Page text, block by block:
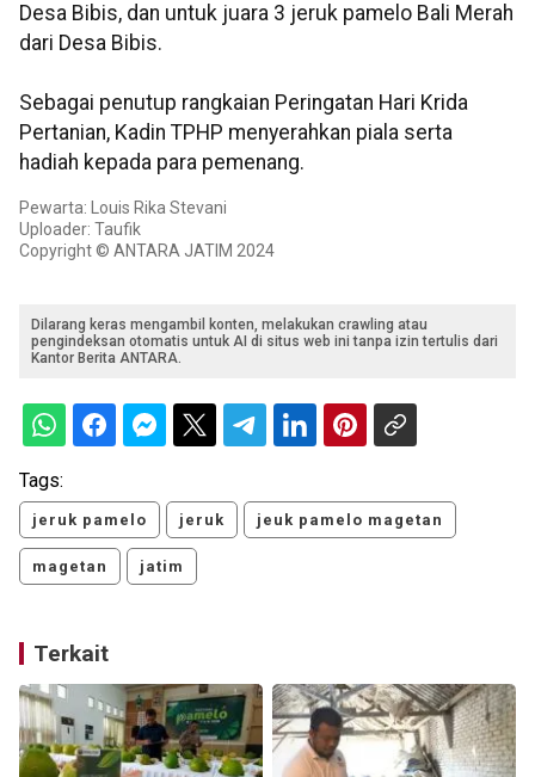
Desa Bibis, dan untuk juara 3 jeruk pamelo Bali Merah
dari Desa Bibis.
Sebagai penutup rangkaian Peringatan Hari Krida
Pertanian, Kadin TPHP menyerahkan piala serta
hadiah kepada para pemenang.
Pewarta: Louis Rika Stevani
Uploader: Taufik
Copyright © ANTARA JATIM 2024
Dilarang keras mengambil konten, melakukan crawling atau
pengindeksan otomatis untuk AI di situs web ini tanpa izin tertulis dari
Kantor Berita ANTARA.
Tags:
jeruk pamelo jeruk jeuk pamelo magetan
magetan jatim
Terkait